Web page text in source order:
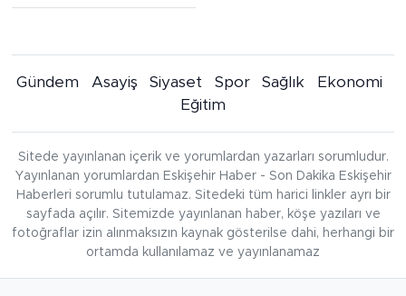
Gündem Asayiş Siyaset Spor Sağlık
Ekonomi
Eğitim
Sitede yayınlanan içerik ve yorumlardan yazarları sorumludur.
Yayınlanan yorumlardan Eskişehir Haber - Son Dakika Eskişehir
Haberleri sorumlu tutulamaz. Sitedeki tüm harici linkler ayrı bir
sayfada açılır. Sitemizde yayınlanan haber, köşe yazıları ve
fotoğraflar izin alınmaksızın kaynak gösterilse dahi, herhangi bir
ortamda kullanılamaz ve yayınlanamaz